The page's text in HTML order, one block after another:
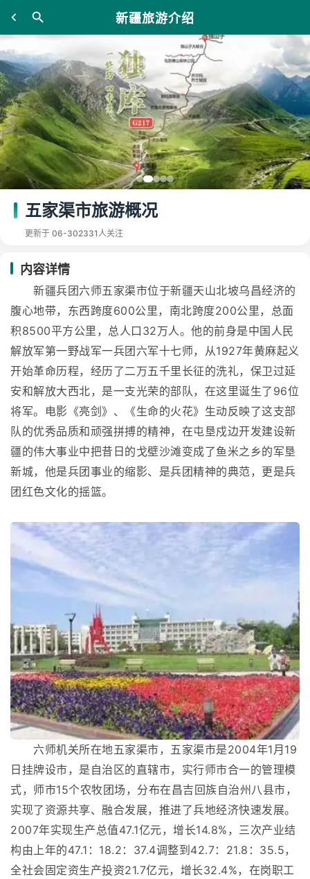
新疆旅游介绍
五家渠市旅游概况
更新于 06-302331人关注
内容详情
新疆兵团六师五家渠市位于新疆天山北坡乌昌经济的
腹心地带，东西跨度600公里，南北跨度200公里，总面
积8500平方公里，总人口32万人。他的前身是中国人民
解放军第一野战军一兵团六军十七师，从1927年黄麻起义
开始革命历程，经历了二万五千里长征的洗礼，保卫过延
安和解放大西北，是一支光荣的部队，在这里诞生了96位
将军。电影《亮剑》、《生命的火花》生动反映了这支部
队的优秀品质和顽强拼搏的精神，在屯垦戍边开发建设新
疆的伟大事业中把昔日的戈壁沙滩变成了鱼米之乡的军垦
新城，他是兵团事业的缩影、是兵团精神的典范，更是兵
团红色文化的摇篮。
六师机关所在地五家渠市，五家渠市是2004年1月19
日挂牌设市，是自治区的直辖市，实行师市合一的管理模
式，师市15个农牧团场，分布在昌吉回族自治州八县市，
实现了资源共享、融合发展，推进了兵地经济快速发展。
2007年实现生产总值47.1亿元，增长14.8%，三次产业结
构由上年的47.1：18.2：37.4调整到42.7：21.8：35.5，
全社会固定资生产投资21.7亿元，增长32.4%，在岗职工